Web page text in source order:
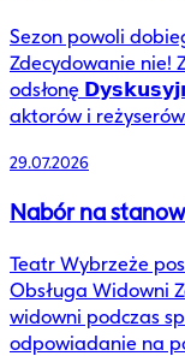
Sezon powoli
Zdecydowanie nie!
odsłonę
aktorów i
29.07.2026
Nabór na
Teatr Wybrzeże
Obsługa Widowni
widowni podczas
odpowiadanie na